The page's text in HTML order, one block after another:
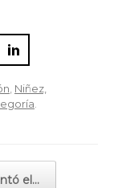
Niñez,
el…